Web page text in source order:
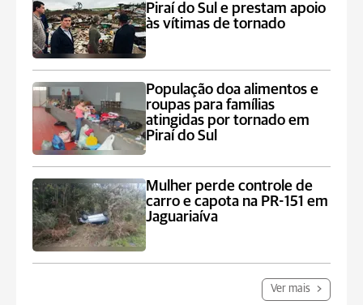
Piraí do Sul e prestam apoio
às vítimas de tornado
População doa alimentos e
roupas para famílias
atingidas por tornado em
Piraí do Sul
Mulher perde controle de
carro e capota na PR-151 em
Jaguariaíva
Ver mais